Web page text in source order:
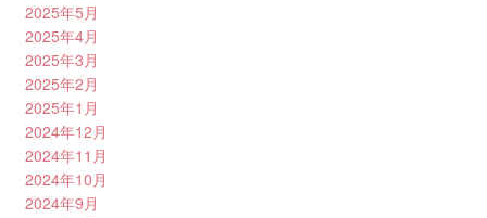
2025年5月
2025年4月
2025年3月
2025年2月
2025年1月
2024年12月
2024年11月
2024年10月
2024年9月